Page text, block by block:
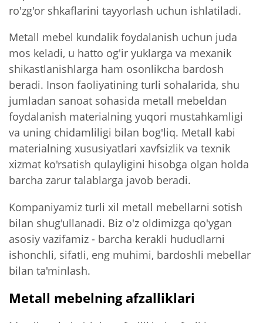
ro'zg'or shkaflarini tayyorlash uchun ishlatiladi.
Metall mebel kundalik foydalanish uchun juda
mos keladi, u hatto og'ir yuklarga va mexanik
shikastlanishlarga ham osonlikcha bardosh
beradi. Inson faoliyatining turli sohalarida, shu
jumladan sanoat sohasida metall mebeldan
foydalanish materialning yuqori mustahkamligi
va uning chidamliligi bilan bog'liq. Metall kabi
materialning xususiyatlari xavfsizlik va texnik
xizmat ko'rsatish qulayligini hisobga olgan holda
barcha zarur talablarga javob beradi.
Kompaniyamiz turli xil metall mebellarni sotish
bilan shug'ullanadi. Biz o'z oldimizga qo'ygan
asosiy vazifamiz - barcha kerakli hududlarni
ishonchli, sifatli, eng muhimi, bardoshli mebellar
bilan ta'minlash.
Metall mebelning afzalliklari